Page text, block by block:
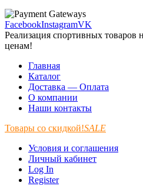
FacebookInstagramVK
Реализация спортивных
ценам!
Главная
Каталог
Доставка — Оплата
О компании
Наши контакты
Товары со скидкой!SALE
Условия и соглашения
Личный кабинет
Log In
Register